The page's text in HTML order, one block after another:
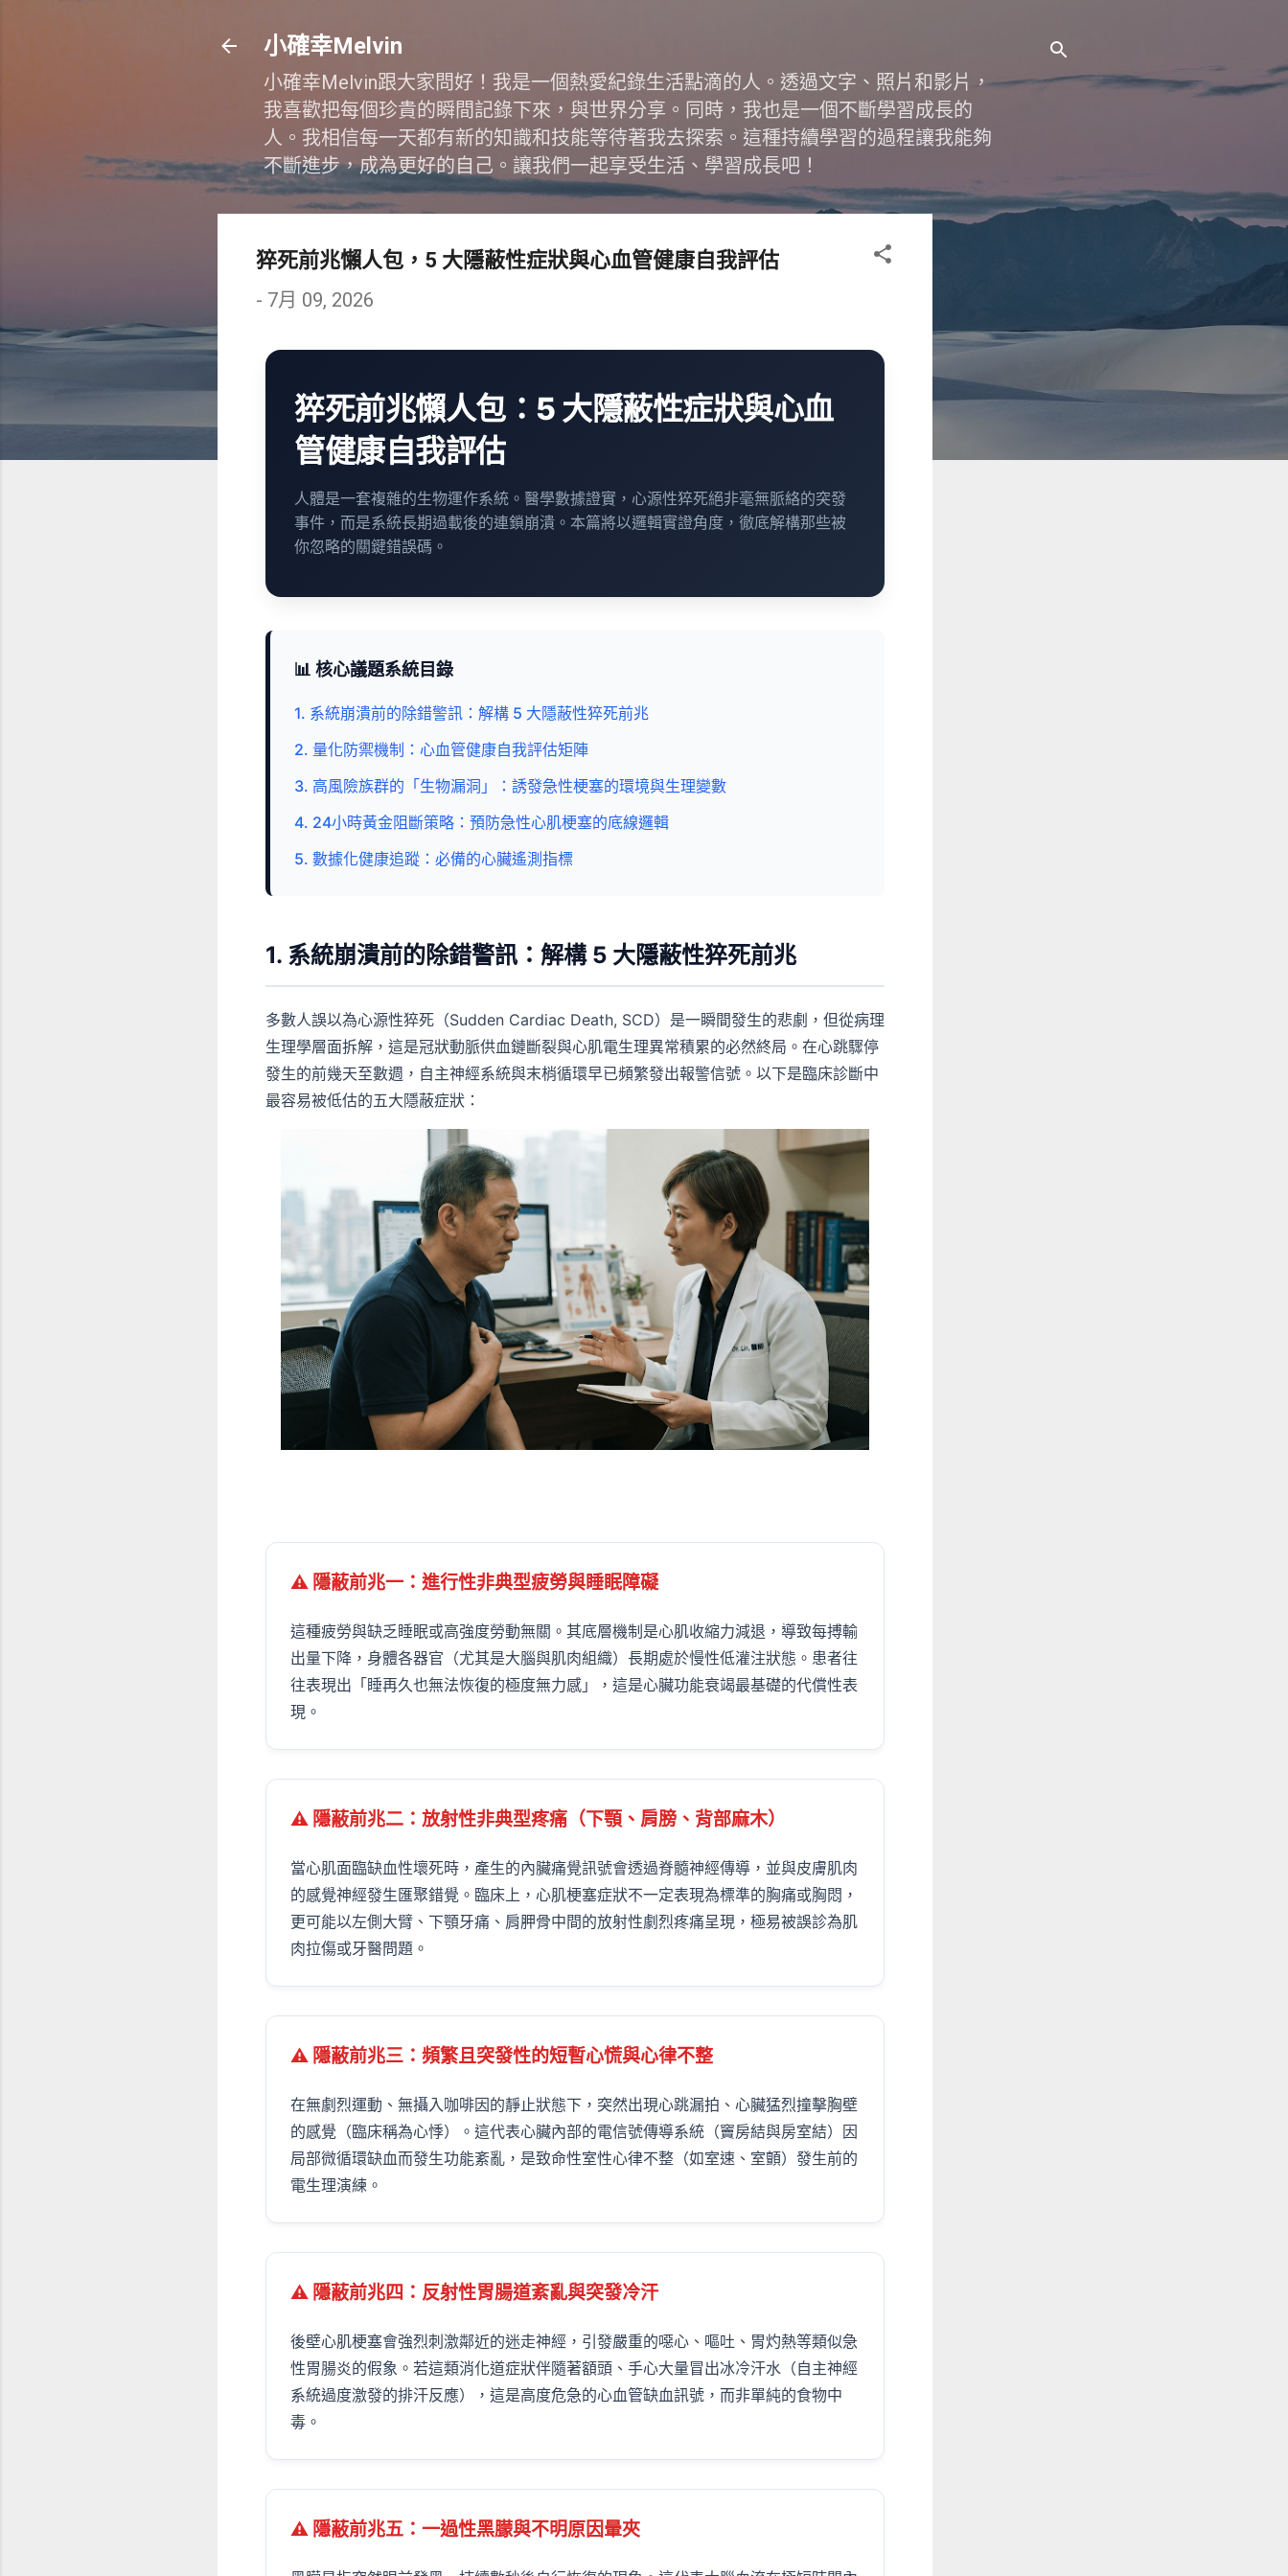
小確幸Melvin
小確幸Melvin跟大家問好！我是一個熱愛紀錄生活點滴的人。透過文字、照片和影片，
我喜歡把每個珍貴的瞬間記錄下來，與世界分享。同時，我也是一個不斷學習成長的
人。我相信每一天都有新的知識和技能等待著我去探索。這種持續學習的過程讓我能夠
不斷進步，成為更好的自己。讓我們一起享受生活、學習成長吧！
猝死前兆懶人包，5 大隱蔽性症狀與心血管健康自我評估
- 7月 09, 2026
猝死前兆懶人包：5 大隱蔽性症狀與心血
管健康自我評估
人體是一套複雜的生物運作系統。醫學數據證實，心源性猝死絕非毫無脈絡的突發
事件，而是系統長期過載後的連鎖崩潰。本篇將以邏輯實證角度，徹底解構那些被
你忽略的關鍵錯誤碼。
📊 核心議題系統目錄
1. 系統崩潰前的除錯警訊：解構 5 大隱蔽性猝死前兆
2. 量化防禦機制：心血管健康自我評估矩陣
3. 高風險族群的「生物漏洞」：誘發急性梗塞的環境與生理變數
4. 24小時黃金阻斷策略：預防急性心肌梗塞的底線邏輯
5. 數據化健康追蹤：必備的心臟遙測指標
1. 系統崩潰前的除錯警訊：解構 5 大隱蔽性猝死前兆
多數人誤以為心源性猝死（Sudden Cardiac Death, SCD）是一瞬間發生的悲劇，但從病理
生理學層面拆解，這是冠狀動脈供血鏈斷裂與心肌電生理異常積累的必然終局。在心跳驟停
發生的前幾天至數週，自主神經系統與末梢循環早已頻繁發出報警信號。以下是臨床診斷中
最容易被低估的五大隱蔽症狀：
⚠ 隱蔽前兆一：進行性非典型疲勞與睡眠障礙
這種疲勞與缺乏睡眠或高強度勞動無關。其底層機制是心肌收縮力減退，導致每搏輸
出量下降，身體各器官（尤其是大腦與肌肉組織）長期處於慢性低灌注狀態。患者往
往表現出「睡再久也無法恢復的極度無力感」，這是心臟功能衰竭最基礎的代償性表
現。
⚠ 隱蔽前兆二：放射性非典型疼痛（下顎、肩膀、背部麻木）
當心肌面臨缺血性壞死時，產生的內臟痛覺訊號會透過脊髓神經傳導，並與皮膚肌肉
的感覺神經發生匯聚錯覺。臨床上，心肌梗塞症狀不一定表現為標準的胸痛或胸悶，
更可能以左側大臂、下顎牙痛、肩胛骨中間的放射性劇烈疼痛呈現，極易被誤診為肌
肉拉傷或牙醫問題。
⚠ 隱蔽前兆三：頻繁且突發性的短暫心慌與心律不整
在無劇烈運動、無攝入咖啡因的靜止狀態下，突然出現心跳漏拍、心臟猛烈撞擊胸壁
的感覺（臨床稱為心悸）。這代表心臟內部的電信號傳導系統（竇房結與房室結）因
局部微循環缺血而發生功能紊亂，是致命性室性心律不整（如室速、室顫）發生前的
電生理演練。
⚠ 隱蔽前兆四：反射性胃腸道紊亂與突發冷汗
後壁心肌梗塞會強烈刺激鄰近的迷走神經，引發嚴重的噁心、嘔吐、胃灼熱等類似急
性胃腸炎的假象。若這類消化道症狀伴隨著額頭、手心大量冒出冰冷汗水（自主神經
系統過度激發的排汗反應），這是高度危急的心血管缺血訊號，而非單純的食物中
毒。
⚠ 隱蔽前兆五：一過性黑朦與不明原因暈夾